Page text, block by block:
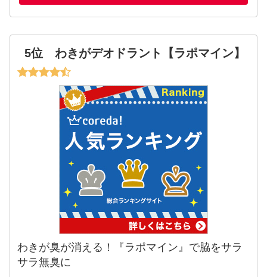
5位 わきがデオドラント【ラポマイン】
わきが臭が消える！『ラポマイン』で脇をサラ
サラ無臭に